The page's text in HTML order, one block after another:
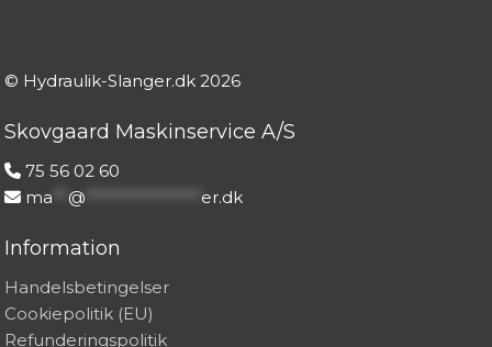
© Hydraulik-Slanger.dk2026
Skovgaard Maskinservice A/S
75 56 02 60
ma
@ er.dk
Information
Handelsbetingelser
Cookiepolitik (EU)
Refunderingspolitik